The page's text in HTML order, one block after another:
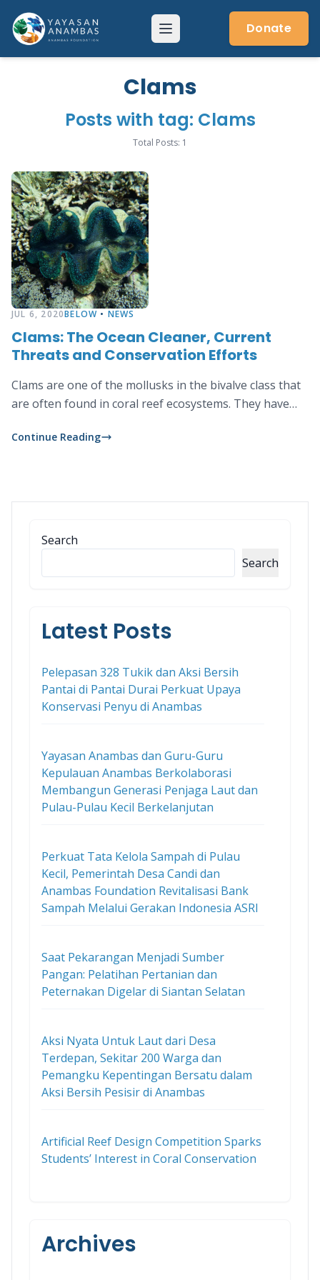
content
Menu Donate
Clams
Posts with tag: Clams
Total Posts: 1
JUL 6, 2020BELOW • NEWS
Clams: The Ocean Cleaner, Current
Threats and Conservation Efforts
Clams are one of the mollusks in the bivalve class that
are often found in coral reef ecosystems. They have…
Continue Reading
Search
Search
Latest Posts
Pelepasan 328 Tukik dan Aksi Bersih
Pantai di Pantai Durai Perkuat Upaya
Konservasi Penyu di Anambas
Yayasan Anambas dan Guru-Guru
Kepulauan Anambas Berkolaborasi
Membangun Generasi Penjaga Laut dan
Pulau-Pulau Kecil Berkelanjutan
Perkuat Tata Kelola Sampah di Pulau
Kecil, Pemerintah Desa Candi dan
Anambas Foundation Revitalisasi Bank
Sampah Melalui Gerakan Indonesia ASRI
Saat Pekarangan Menjadi Sumber
Pangan: Pelatihan Pertanian dan
Peternakan Digelar di Siantan Selatan
Aksi Nyata Untuk Laut dari Desa
Terdepan, Sekitar 200 Warga dan
Pemangku Kepentingan Bersatu dalam
Aksi Bersih Pesisir di Anambas
Artificial Reef Design Competition Sparks
Students’ Interest in Coral Conservation
Archives